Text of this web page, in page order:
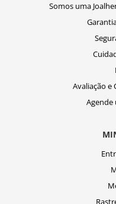
Somos uma
Avaliação e
Agende